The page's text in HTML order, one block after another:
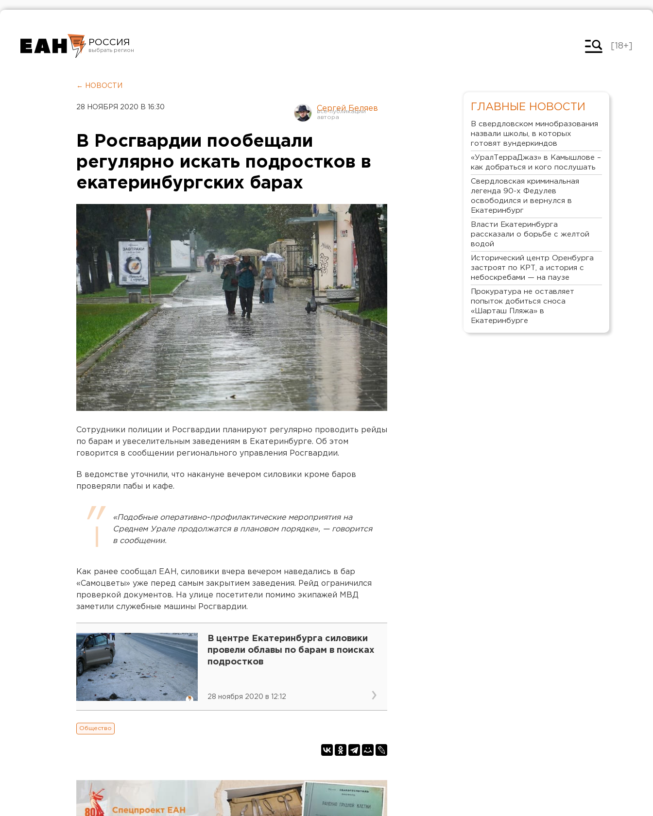
РОССИЯ
Челябинск
[18+]
← НОВОСТИ
28 НОЯБРЯ 2020 В 16:30 Сергей Беляев
В Росгвардии пообещали
регулярно искать подростков в
екатеринбургских барах
Сотрудники полиции и Росгвардии планируют регулярно проводить рейды
по барам и увеселительным заведениям в Екатеринбурге. Об этом
говорится в сообщении регионального управления Росгвардии.
В ведомстве уточнили, что накануне вечером силовики кроме баров
проверяли пабы и кафе.
«Подобные оперативно-профилактические мероприятия на
Среднем Урале продолжатся в плановом порядке», — говорится
в сообщении.
Как ранее сообщал ЕАН, силовики вчера вечером наведались в бар
«Самоцветы» уже перед самым закрытием заведения. Рейд ограничился
проверкой документов. На улице посетители помимо экипажей МВД
заметили служебные машины Росгвардии.
В центре Екатеринбурга силовики
провели облавы по барам в поисках
подростков
28 ноября 2020 в 12:12
Общество
ГЛАВНЫЕ НОВОСТИ
В свердловском минобразования
назвали школы, в которых
готовят вундеркиндов
«УралТерраДжаз» в Камышлове –
как добраться и кого послушать
Свердловская криминальная
легенда 90-х Федулев
освободился и вернулся в
Екатеринбург
Власти Екатеринбурга
рассказали о борьбе с желтой
водой
Исторический центр Оренбурга
застроят по КРТ, а история с
небоскребами — на паузе
Прокуратура не оставляет
попыток добиться сноса
«Шарташ Пляжа» в
Екатеринбурге